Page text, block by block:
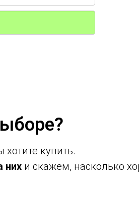
купить.
нихи скажем, насколько